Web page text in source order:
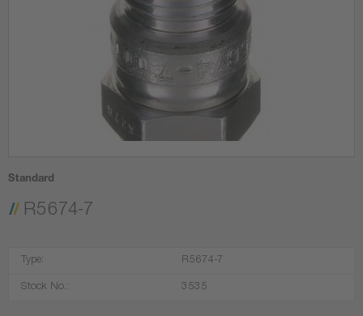
Standard
R5674-7
Type: R5674-7
Stock No.: 3535